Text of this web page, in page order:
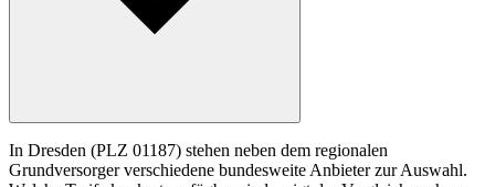
In Dresden (PLZ 01187) stehen neben dem regionalen
Grundversorger verschiedene bundesweite Anbieter zur Auswahl.